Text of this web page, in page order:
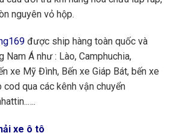
nguyên vỏ hộp.
được ship hàng toàn quốc và
Á như : Lào, Camphuchia,
xe Mỹ Đình, Bến xe Giáp Bát, bến xe
qua các kênh vận chuyển
xe ô tô